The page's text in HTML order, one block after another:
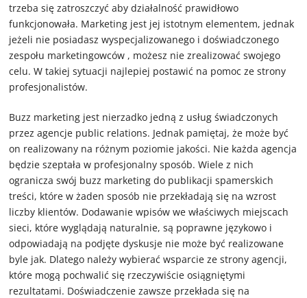
trzeba się zatroszczyć aby działalność prawidłowo
funkcjonowała. Marketing jest jej istotnym elementem, jednak
jeżeli nie posiadasz wyspecjalizowanego i doświadczonego
zespołu marketingowców , możesz nie zrealizować swojego
celu. W takiej sytuacji najlepiej postawić na pomoc ze strony
profesjonalistów.
Buzz marketing jest nierzadko jedną z usług świadczonych
przez agencje public relations. Jednak pamiętaj, że może być
on realizowany na różnym poziomie jakości. Nie każda agencja
będzie szeptała w profesjonalny sposób. Wiele z nich
ogranicza swój buzz marketing do publikacji spamerskich
treści, które w żaden sposób nie przekładają się na wzrost
liczby klientów. Dodawanie wpisów we właściwych miejscach
sieci, które wyglądają naturalnie, są poprawne językowo i
odpowiadają na podjęte dyskusje nie może być realizowane
byle jak. Dlatego należy wybierać wsparcie ze strony agencji,
które mogą pochwalić się rzeczywiście osiągniętymi
rezultatami. Doświadczenie zawsze przekłada się na